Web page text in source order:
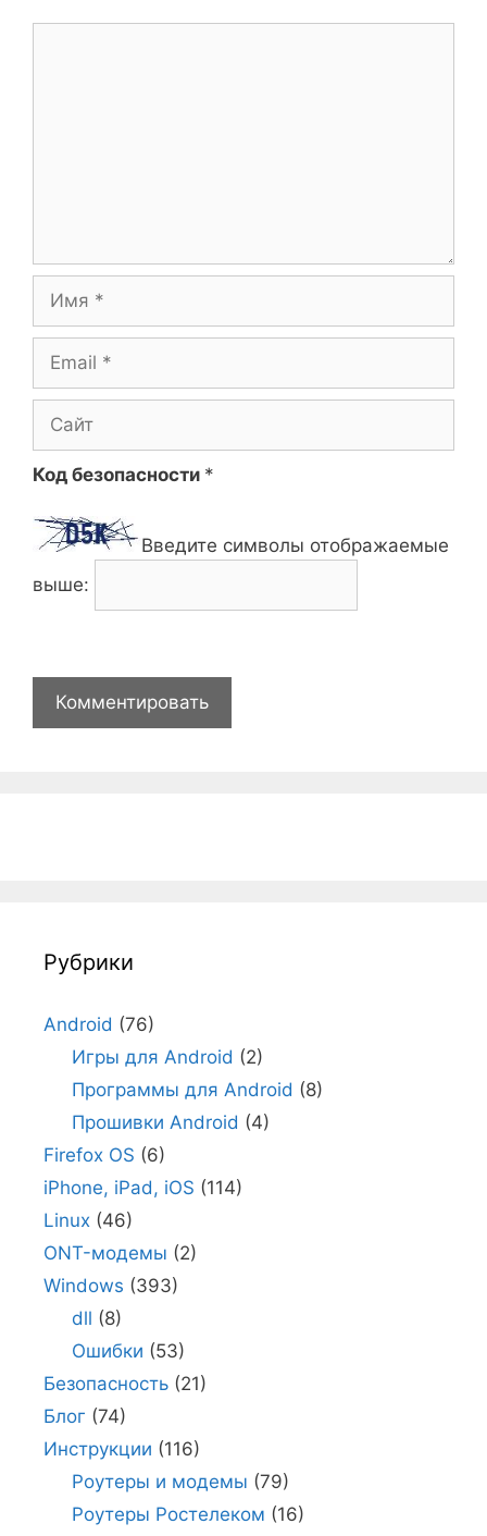
Код безопасности *
Введите символы отображаемые
выше:
Рубрики
Android (76)
Игры для Android (2)
Программы для Android (8)
Прошивки Android (4)
Firefox OS (6)
iPhone, iPad, iOS (114)
Linux (46)
ONT-модемы (2)
Windows (393)
dll (8)
Ошибки (53)
Безопасность (21)
Блог (74)
Инструкции (116)
Роутеры и модемы (79)
Роутеры Ростелеком (16)